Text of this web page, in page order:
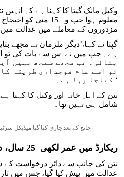
وکیل مانک گپتا کا کہنا ہے کہ
معلوم ہوا جب وہ 15
مزدوروں کے معاملے میں عدالت
گپتا نے کہا،’دیگر ملزمان نے مجھے
بتائی۔ تب مجھے سمجھ نہیں
تو اسے عام فوجداری طریقہ
کیاجا رہا ہے۔ ‘
نتن کے اہل خانہ اور وکیل کا کہنا
شامل ہی نہیں تھا۔
جانچ کے بعد جاری کیا گیا میڈیکل
ریکارڈ میں عمر لکھی 25 سال، دستاویزوں میں 16 سال
نتن کی جانب سے دائر درخواست کے